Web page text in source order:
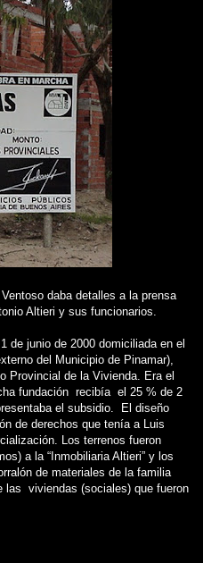
daba detalles a la prensa
Altieri y sus funcionarios.
de junio de 2000 domiciliada en el
del Municipio de Pinamar),
Provincial de la Vivienda. Era el
fundación recibía el 25 % de 2
el subsidio. El diseño
de derechos que tenía a Luis
Los terrenos fueron
a la “Inmobiliaria Altieri” y los
de materiales de la familia
las viviendas (sociales) que fueron